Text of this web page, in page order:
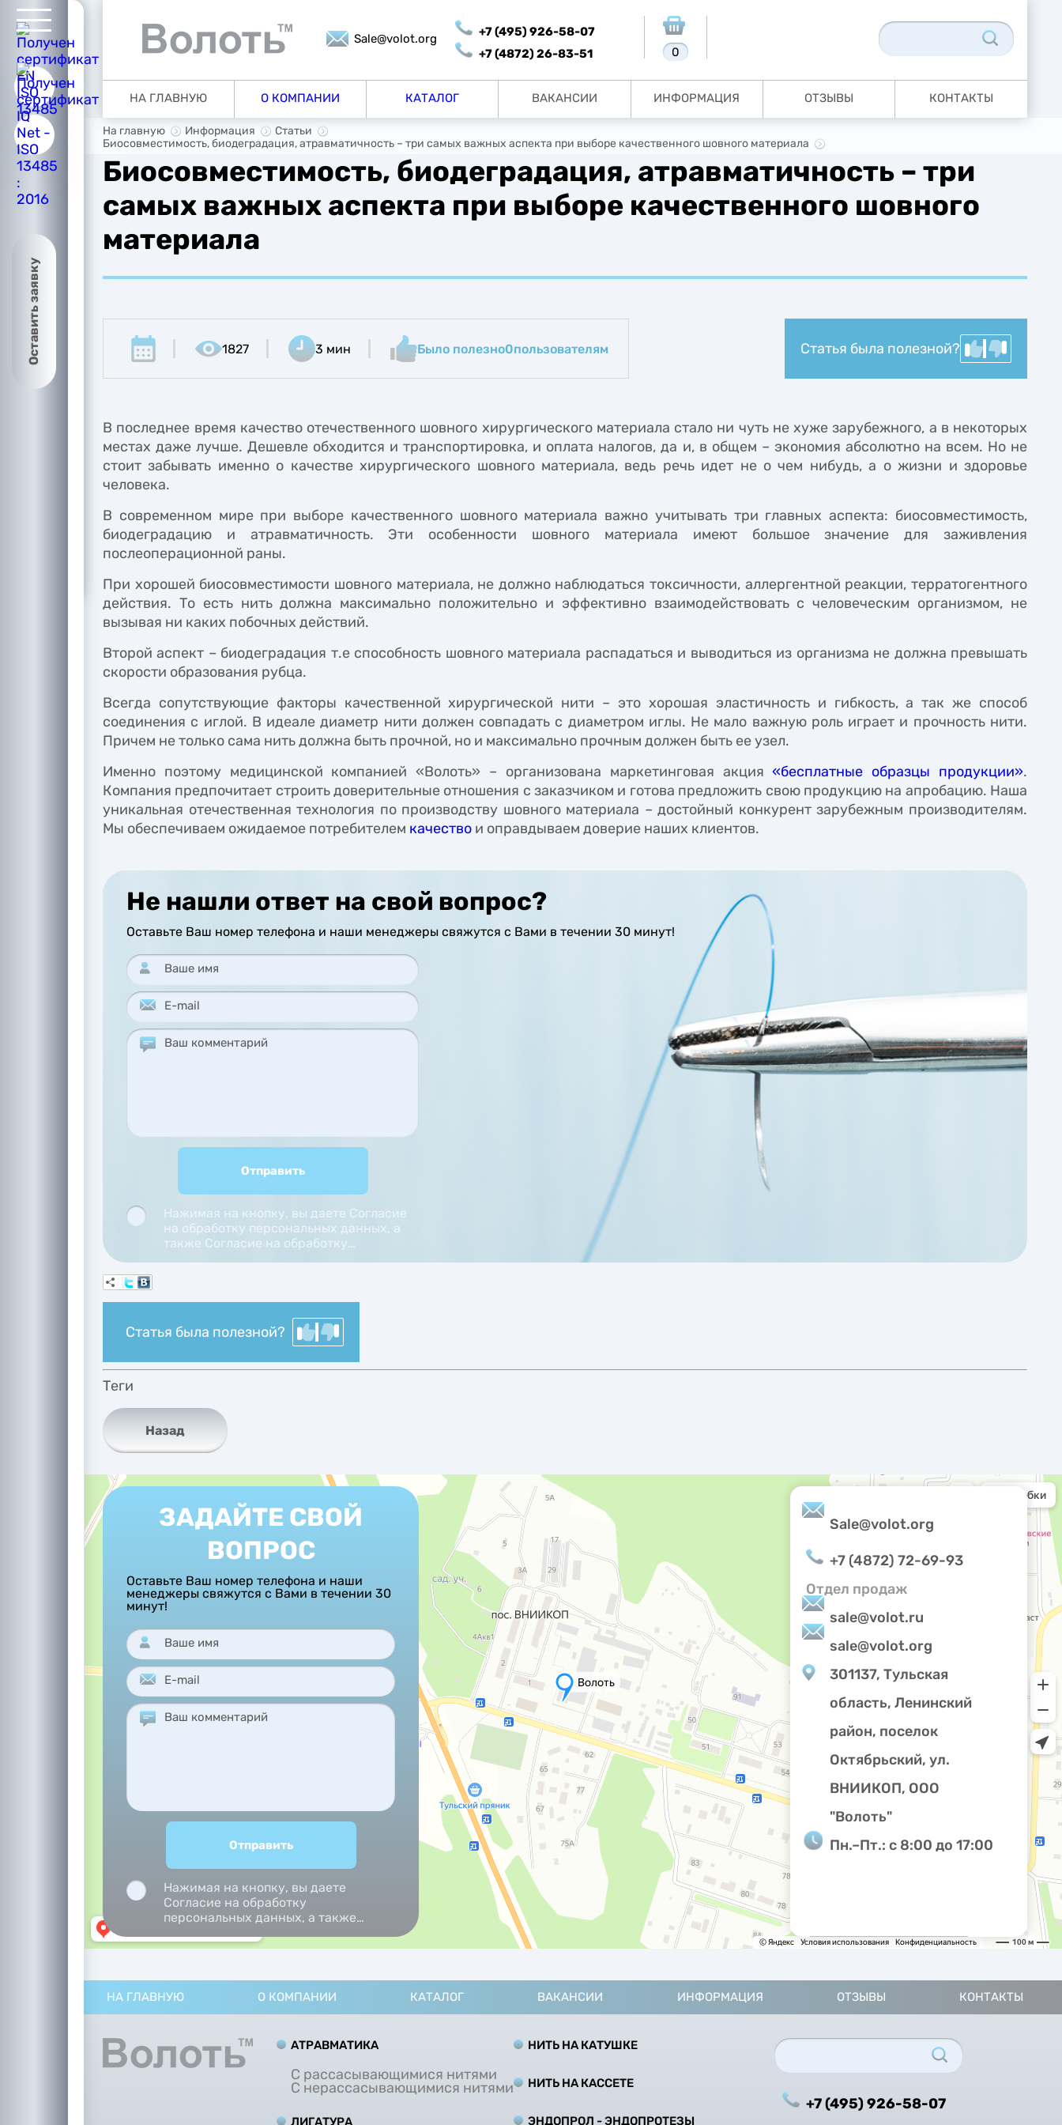
Оставить заявку
Sale@volot.org
+7 (495) 926-58-07
+7 (4872) 26-83-51
0
НА ГЛАВНУЮ О КОМПАНИИ КАТАЛОГ ВАКАНСИИ ИНФОРМАЦИЯ ОТЗЫВЫ КОНТАКТЫ
На главную Информация
Статьи
Биосовместимость, биодеградация, атравматичность – три самых важных аспекта при выборе качественного шовного материала
Биосовместимость, биодеградация, атравматичность – три
самых важных аспекта при выборе качественного шовного
материала
1827 3 мин Было полезно0пользователям Статья была полезной?
В последнее время качество отечественного шовного хирургического материала стало ни чуть не хуже зарубежного, а в некоторых
местах даже лучше. Дешевле обходится и транспортировка, и оплата налогов, да и, в общем – экономия абсолютно на всем. Но не
стоит забывать именно о качестве хирургического шовного материала, ведь речь идет не о чем нибудь, а о жизни и здоровье
человека.
В современном мире при выборе качественного шовного материала важно учитывать три главных аспекта: биосовместимость,
биодеградацию и атравматичность. Эти особенности шовного материала имеют большое значение для заживления
послеоперационной раны.
При хорошей биосовместимости шовного материала, не должно наблюдаться токсичности, аллергентной реакции, терратогентного
действия. То есть нить должна максимально положительно и эффективно взаимодействовать с человеческим организмом, не
вызывая ни каких побочных действий.
Второй аспект – биодеградация т.е способность шовного материала распадаться и выводиться из организма не должна превышать
скорости образования рубца.
Всегда сопутствующие факторы качественной хирургической нити – это хорошая эластичность и гибкость, а так же способ
соединения с иглой. В идеале диаметр нити должен совпадать с диаметром иглы. Не мало важную роль играет и прочность нити.
Причем не только сама нить должна быть прочной, но и максимально прочным должен быть ее узел.
Именно поэтому медицинской компанией «Волоть» – организована маркетинговая акция«бесплатные образцы продукции».
Компания предпочитает строить доверительные отношения с заказчиком и готова предложить свою продукцию на апробацию. Наша
уникальная отечественная технология по производству шовного материала – достойный конкурент зарубежным производителям.
Мы обеспечиваем ожидаемое потребителем качество и оправдываем доверие наших клиентов.
Не нашли ответ на свой вопрос?
Оставьте Ваш номер телефона и наши менеджеры свяжутся с Вами в течении 30 минут!
Нажимая на кнопку, вы даете Согласие
на обработку персональных данных, а
также Согласие на обработку
Статья была полезной?
Теги
Назад
ЗАДАЙТЕ СВОЙ
ВОПРОС
Оставьте Ваш номер телефона и наши
менеджеры свяжутся с Вами в течении 30
минут!
Нажимая на кнопку, вы даете
Согласие на обработку
персональных данных, а также
персональных данных
Sale@volot.org
+7 (4872) 72-69-93
Отдел продаж
sale@volot.ru
sale@volot.org
301137, Тульская
область, Ленинский
район, поселок
Октябрьский, ул.
ВНИИКОП, ООО
"Волоть"
Пн.–Пт.: с 8:00 до 17:00
НА ГЛАВНУЮ О КОМПАНИИ КАТАЛОГ ВАКАНСИИ ИНФОРМАЦИЯ ОТЗЫВЫ КОНТАКТЫ
АТРАВМАТИКА
С рассасывающимися нитями
С нерассасывающимися нитями
ЛИГАТУРА
НИТЬ НА КАТУШКЕ
НИТЬ НА КАCCЕТЕ
ЭНДОПРОЛ - ЭНДОПРОТЕЗЫ
+7 (495) 926-58-07
Privacy notice